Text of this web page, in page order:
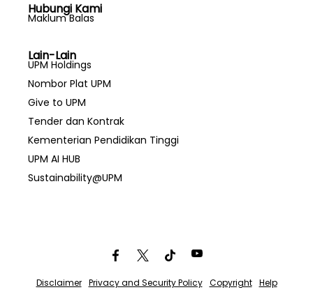
Hubungi Kami
Maklum Balas
Lain-Lain
UPM Holdings
Nombor Plat UPM
Give to UPM
Tender dan Kontrak
Kementerian Pendidikan Tinggi
UPM AI HUB
Sustainability@UPM
Disclaimer Privacy and Security Policy Copyright
Help